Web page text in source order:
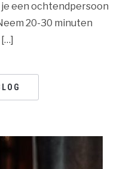
een ochtendpersoon
20-30 minuten